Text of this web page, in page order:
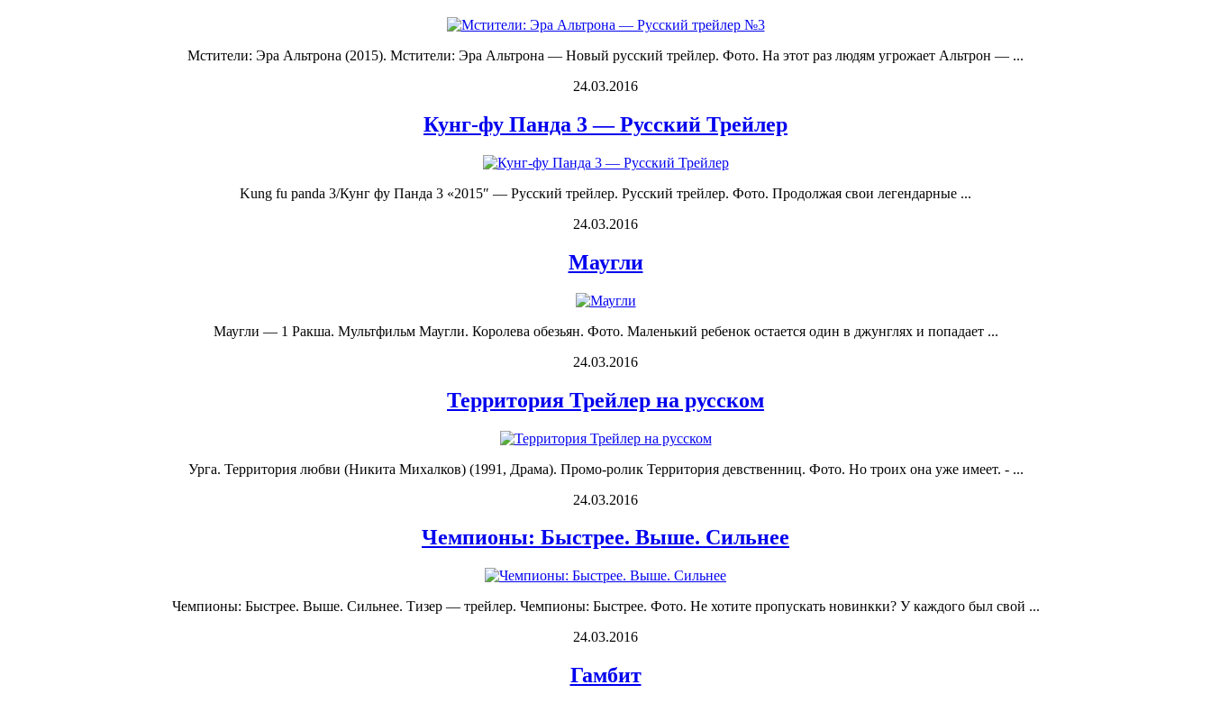
Мстители: Эра Альтрона (2015). Мстители: Эра Альтрона — Новый русский трейлер. Фото. На этот раз людям угрожает Альтрон — ...
24.03.2016
Кунг-фу Панда 3 — Русский Трейлер
Kung fu panda 3/Кунг фу Панда 3 «2015″ — Русский трейлер. Русский трейлер. Фото. Продолжая свои легендарные ...
24.03.2016
Маугли
Маугли — 1 Ракша. Мультфильм Маугли. Королева обезьян. Фото. Маленький ребенок остается один в джунглях и попадает ...
24.03.2016
Территория Трейлер на русском
Урга. Территория любви (Никита Михалков) (1991, Драма). Промо-ролик Территория девственниц. Фото. Но троих она уже имеет. - ...
24.03.2016
Чемпионы: Быстрее. Выше. Сильнее
Чемпионы: Быстрее. Выше. Сильнее. Тизер — трейлер. Чемпионы: Быстрее. Фото. Не хотите пропускать новинкки? У каждого был свой ...
24.03.2016
Гамбит